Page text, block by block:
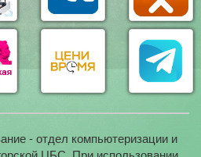
- отдел компьютеризации и